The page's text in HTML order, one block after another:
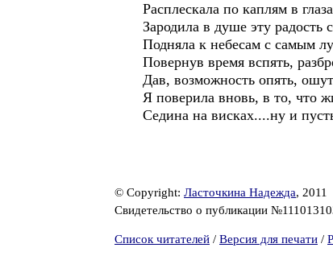
Расплескала по каплям в
Зародила в душе эту радость
Подняла к небесам с самым
Повернув время вспять,
Дав, возможность опять,
Я поверила вновь, в то, что
Седина на висках....ну и
© Copyright: Ласточкина Надежда, 2011
Свидетельство о публикации
Список читателей / Версия для печати /